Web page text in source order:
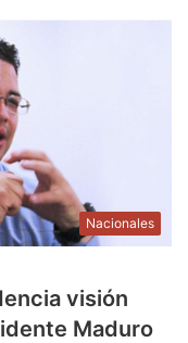
Nacionales
visión
Maduro